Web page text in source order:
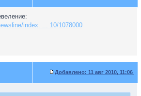
index. ... 10/1078000
Добавлено: 11 авг 2010, 11:06